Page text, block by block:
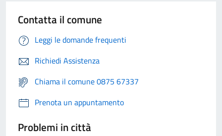
Contatta il comune
Leggi le domande frequenti
Richiedi Assistenza
Chiama il comune 0875 67337
Prenota un appuntamento
Problemi in città